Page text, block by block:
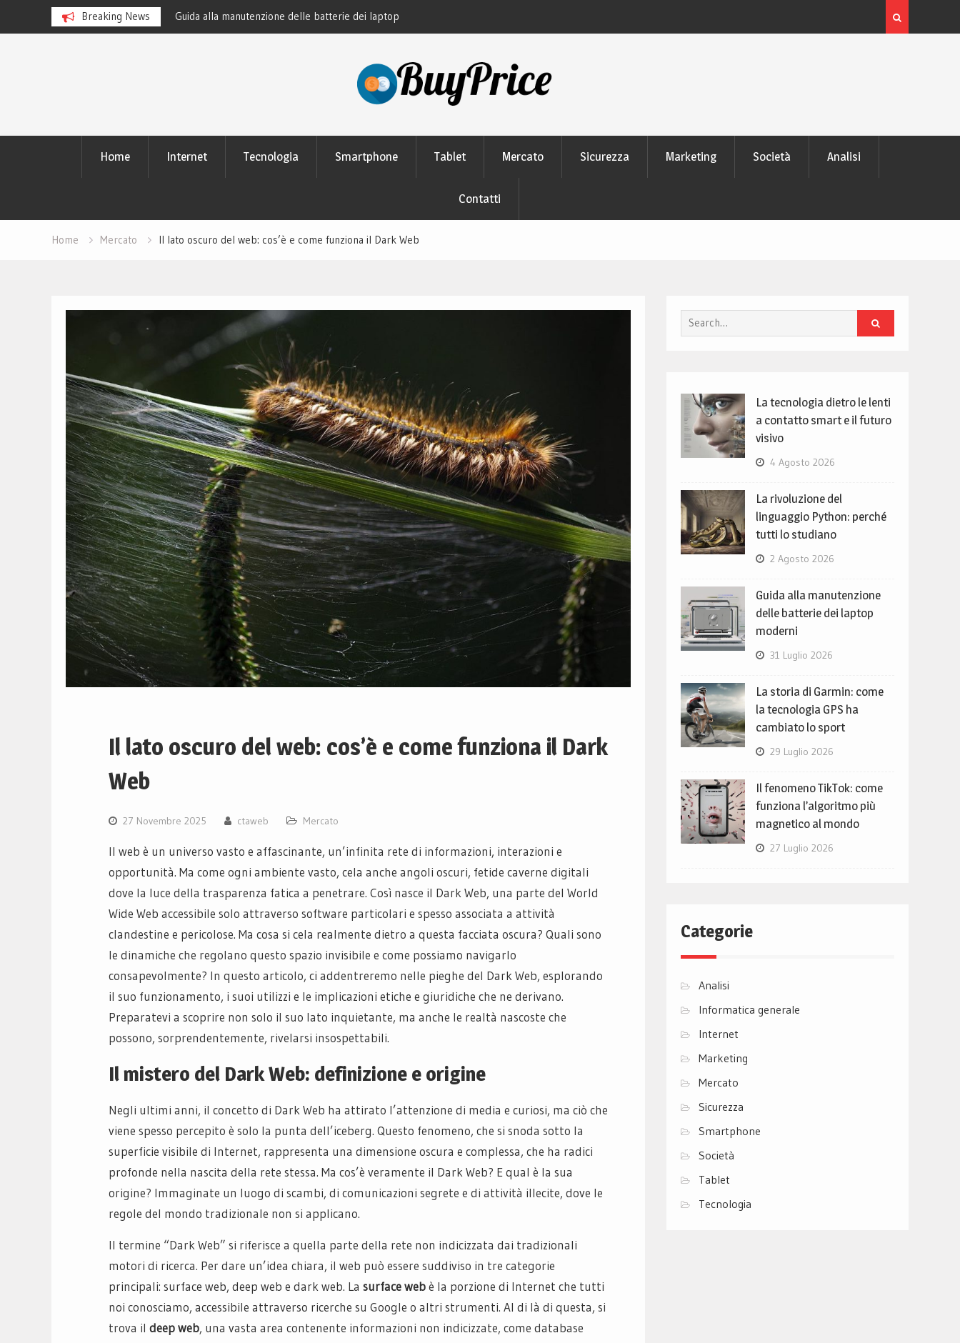
Breaking News
Python: perché tutti lo
Guida alla manutenzione delle batterie dei laptop
moderni
lo sport
La tecnologia dietro le lenti a contatto smart e il
visivo
Home Internet Tecnologia Smartphone Tablet Mercato Sicurezza Marketing Società Analisi
Contatti
Home Mercato Il lato oscuro del web: cos’è e come funziona il Dark Web
Il lato oscuro del web: cos’è e come funziona il Dark
Web
27 Novembre 2025 ctaweb Mercato
Il web è un universo vasto e affascinante, un’infinita rete di informazioni, interazioni e
opportunità. Ma come ogni ambiente vasto, cela anche angoli oscuri, fetide caverne digitali
dove la luce della trasparenza fatica a penetrare. Così nasce il Dark Web, una parte del World
Wide Web accessibile solo attraverso software particolari e spesso associata a attività
clandestine e pericolose. Ma cosa si cela realmente dietro a questa facciata oscura? Quali sono
le dinamiche che regolano questo spazio invisibile e come possiamo navigarlo
consapevolmente? In questo articolo, ci addentreremo nelle pieghe del Dark Web, esplorando
il suo funzionamento, i suoi utilizzi e le implicazioni etiche e giuridiche che ne derivano.
Preparatevi a scoprire non solo il suo lato inquietante, ma anche le realtà nascoste che
possono, sorprendentemente, rivelarsi insospettabili.
Il mistero del Dark Web: definizione e origine
Negli ultimi anni, il concetto di Dark Web ha attirato l’attenzione di media e curiosi, ma ciò che
viene spesso percepito è solo la punta dell’iceberg. Questo fenomeno, che si snoda sotto la
superficie visibile di Internet, rappresenta una dimensione oscura e complessa, che ha radici
profonde nella nascita della rete stessa. Ma cos’è veramente il Dark Web? E qual è la sua
origine? Immaginate un luogo di scambi, di comunicazioni segrete e di attività illecite, dove le
regole del mondo tradizionale non si applicano.
Il termine “Dark Web” si riferisce a quella parte della rete non indicizzata dai tradizionali
motori di ricerca. Per dare un’idea chiara, il web può essere suddiviso in tre categorie
principali: surface web, deep web e dark web. La surface webè la porzione di Internet che tutti
noi conosciamo, accessibile attraverso ricerche su Google o altri strumenti. Al di là di questa, si
trova il deep web, una vasta area contenente informazioni non indicizzate, come database
Search
for:
La tecnologia dietro le lenti
a contatto smart e il futuro
visivo
4 Agosto 2026
La rivoluzione del
linguaggio Python: perché
tutti lo studiano
2 Agosto 2026
Guida alla manutenzione
delle batterie dei laptop
moderni
31 Luglio 2026
La storia di Garmin: come
la tecnologia GPS ha
cambiato lo sport
29 Luglio 2026
Il fenomeno TikTok: come
funziona l’algoritmo più
magnetico al mondo
27 Luglio 2026
Categorie
Analisi
Informatica generale
Internet
Marketing
Mercato
Sicurezza
Smartphone
Società
Tablet
Tecnologia